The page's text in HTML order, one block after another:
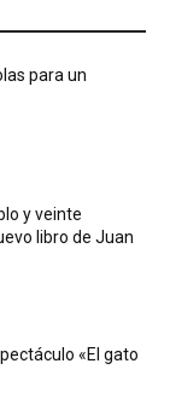
para un
y veinte
libro de Juan
«El gato